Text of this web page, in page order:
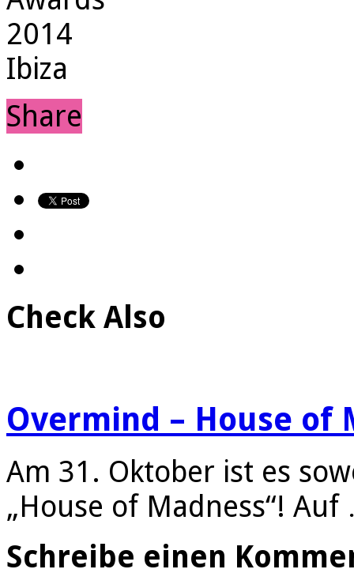
Share
Check Also
Overmind – House of
Am 31. Oktober ist es
„House of Madness“!
Schreibe einen